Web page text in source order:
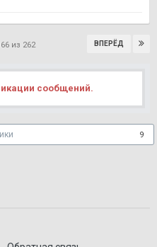
ВПЕРЁД
из 262
сообщений.
9